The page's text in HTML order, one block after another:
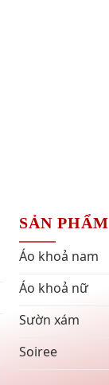
SẢN PHẨM
Áo khoả nam
Áo khoả nữ
Sườn xám
Soiree